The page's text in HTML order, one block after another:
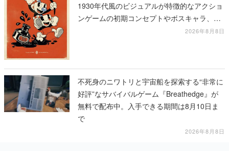
1930年代風のビジュアルが特徴的なアクショ
ンゲームの初期コンセプトやボスキャラ、ス
2026年8月8日
不死身のニワトリと宇宙船を探索する“非常に
好評”なサバイバルゲーム『Breathedge』が
無料で配布中。入手できる期間は8月10日ま
で
2026年8月8日